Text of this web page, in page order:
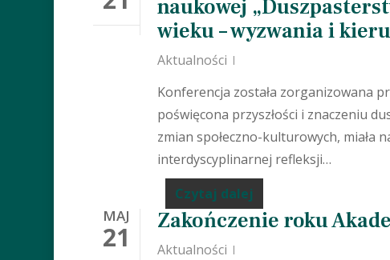
Wciśnij Enter aby wyszukać albo Esc aby
naukowej
wieku – wyzwania i
Aktualności
Konferencja została zorganizowana
poświęcona przyszłości i znaczeniu
zmian społeczno-kulturowych, miała
interdyscyplinarnej refleksji…
Czytaj dalej
MAJ
21 Zakończenie roku
Aktualności